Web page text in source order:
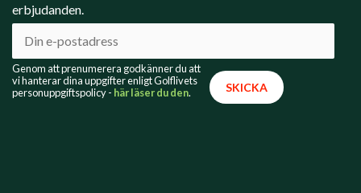
erbjudanden.
Genom att prenumerera godkänner du att
vi hanterar dina uppgifter enligt Golflivets
personuppgiftspolicy - här läser du den.